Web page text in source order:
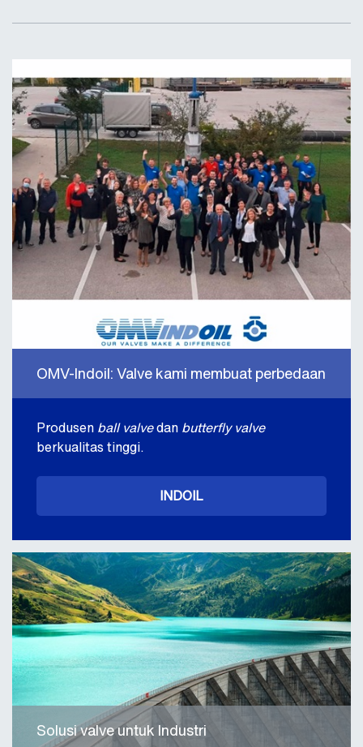
OMV-Indoil: Valve kami membuat perbedaan
Produsen ball valvedan butterfly valve
berkualitas tinggi.
INDOIL
Solusi valve untuk Industri